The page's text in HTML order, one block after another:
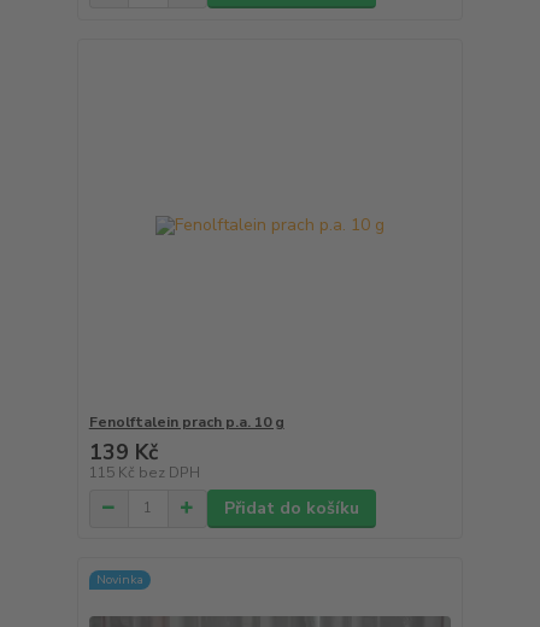
Fenolftalein prach p.a. 10 g
139 Kč
115 Kč bez DPH
Přidat do košíku
Novinka